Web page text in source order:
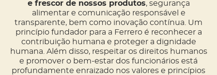
e frescor de nossos produtos, segurança
alimentar e comunicação responsável e
transparente, bem como inovação contínua. Um
princípio fundador para a Ferrero é reconhecer a
contribuição humana e proteger a dignidade
humana. Além disso, respeitar os direitos humanos
e promover o bem-estar dos funcionários está
profundamente enraizado nos valores e princípios